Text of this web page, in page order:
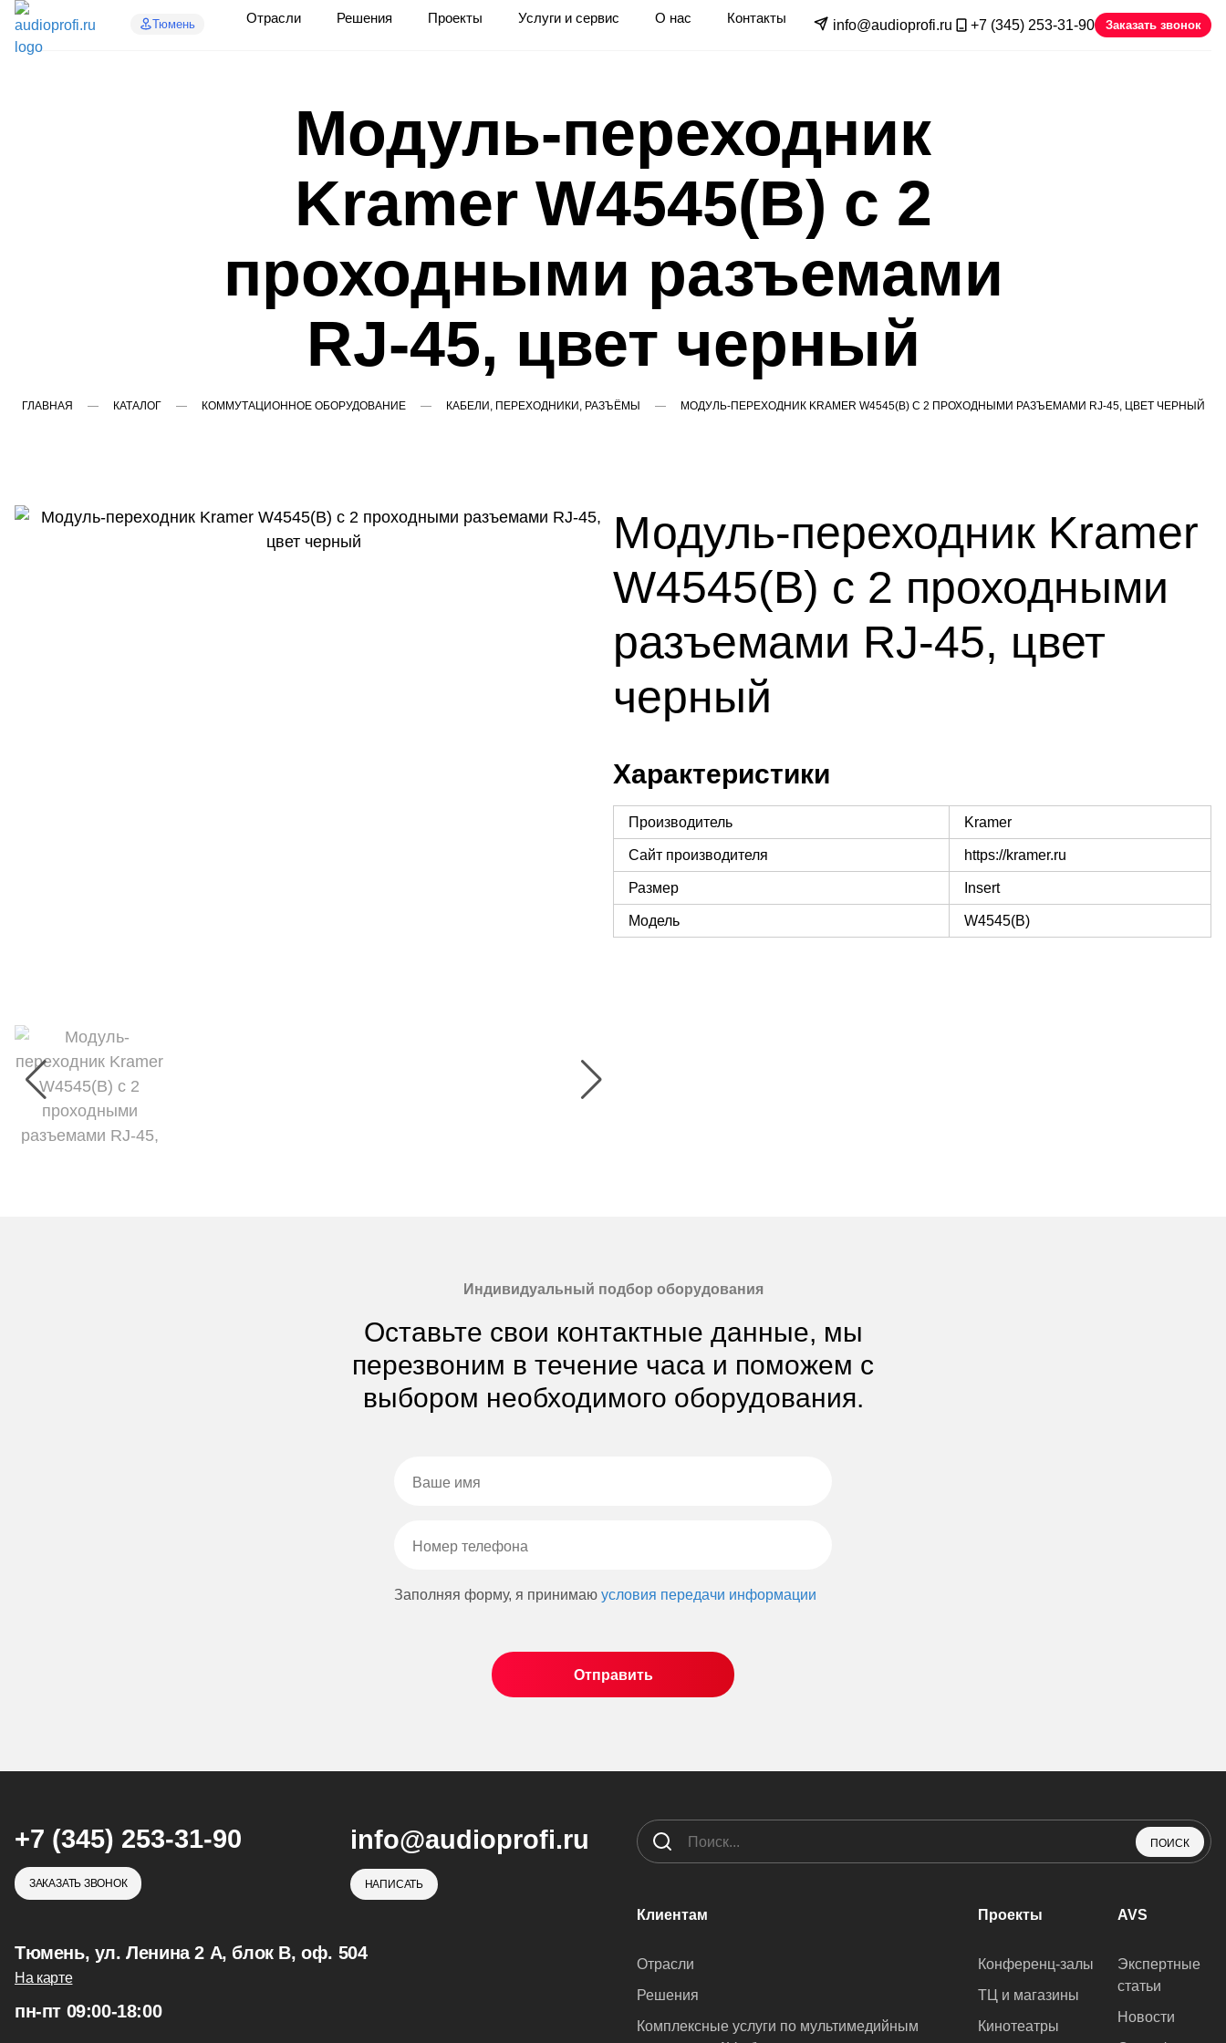
Тюмень Отрасли Решения Проекты Услуги и сервис О нас Контакты info@audioprofi.ru +7 (345) 253-31-90 Заказать звонок
Модуль-переходник
Kramer W4545(B) с 2
проходными разъемами
RJ-45, цвет черный
ГЛАВНАЯ КАТАЛОГ КОММУТАЦИОННОЕ ОБОРУДОВАНИЕ КАБЕЛИ, ПЕРЕХОДНИКИ, РАЗЪЁМЫ МОДУЛЬ-ПЕРЕХОДНИК KRAMER W4545(B) С 2 ПРОХОДНЫМИ РАЗЪЕМАМИ RJ-45, ЦВЕТ ЧЕРНЫЙ
Модуль-переходник Kramer
W4545(B) с 2 проходными
разъемами RJ-45, цвет
черный
Характеристики
Производитель Kramer
Сайт производителя https://kramer.ru
Размер Insert
Модель W4545(B)
Индивидуальный подбор оборудования
Оставьте свои контактные данные, мы
перезвоним в течение часа и поможем с
выбором необходимого оборудования.
Заполняя форму, я принимаю условия передачи информации
+7 (345) 253-31-90
ЗАКАЗАТЬ ЗВОНОК
info@audioprofi.ru
НАПИСАТЬ
Тюмень, ул. Ленина 2 А, блок В, оф. 504
На карте
пн-пт 09:00-18:00
ПОИСК
Клиентам
Отрасли
Решения
Комплексные услуги по мультимедийным
Проекты
Конференц-залы
ТЦ и магазины
Кинотеатры
AVS
Экспертные
статьи
Новости